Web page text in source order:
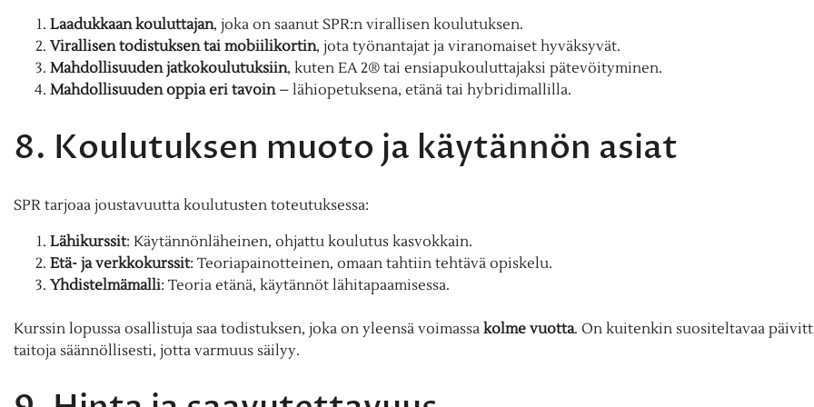
Laadukkaan kouluttajan, joka on saanut SPR:n virallisen koulutuksen.
Virallisen todistuksen tai mobiilikortin, jota työnantajat ja viranomaiset hyväksyvät.
Mahdollisuuden jatkokoulutuksiin, kuten EA 2® tai ensiapukouluttajaksi pätevöityminen.
Mahdollisuuden oppia eri tavoin– lähiopetuksena, etänä tai hybridimallilla.
8. Koulutuksen muoto ja käytännön asiat
SPR tarjoaa joustavuutta koulutusten toteutuksessa:
Lähikurssit: Käytännönläheinen, ohjattu koulutus kasvokkain.
Etä- ja verkkokurssit: Teoriapainotteinen, omaan tahtiin tehtävä opiskelu.
Yhdistelmämalli: Teoria etänä, käytännöt lähitapaamisessa.
Kurssin lopussa osallistuja saa todistuksen, joka on yleensä voimassa kolme vuotta. On kuitenkin suositeltavaa
taitoja säännöllisesti, jotta varmuus säilyy.